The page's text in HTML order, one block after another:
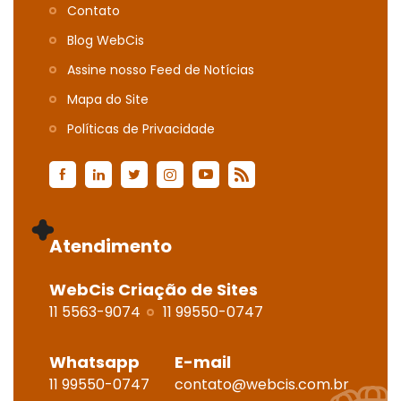
Contato
Blog WebCis
Assine nosso Feed de Notícias
Mapa do Site
Polí­ticas de Privacidade
Atendimento
WebCis Criação de Sites
11 5563-9074 11 99550-0747
Whatsapp
11 99550-0747
E-mail
contato@webcis.com.br